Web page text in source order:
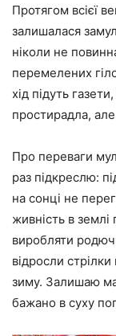
Протягом всієї
залишалася
ніколи не
перемелених
хід підуть
простирадла,
Про переваги
раз підкреслю:
на сонці не
живність в
виробляти
відросли
зиму. Залишаю
бажано в суху